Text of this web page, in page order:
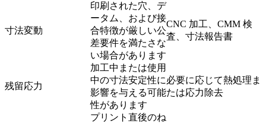
寸法変動
印刷された穴、デ
ータム、および接
合特徴が厳しい公
差要件を満たさな
い場合があります
CNC 加工、CMM 検
査、寸法報告書
残留応力
加工中または使用
中の寸法安定性に
影響を与える可能
性があります
必要に応じて熱処理ま
たは応力除去
プリント直後のね